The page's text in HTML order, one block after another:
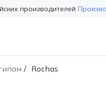
производителей
Rochas